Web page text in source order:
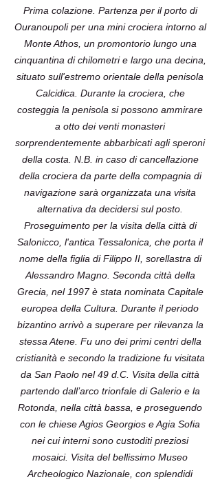
Prima colazione. Partenza per il porto di
Ouranoupoli per una mini crociera intorno al
Monte Athos, un promontorio lungo una
cinquantina di chilometri e largo una decina,
situato sull'estremo orientale della penisola
Calcidica. Durante la crociera, che
costeggia la penisola si possono ammirare
a otto dei venti monasteri
sorprendentemente abbarbicati agli speroni
della costa. N.B. in caso di cancellazione
della crociera da parte della compagnia di
navigazione sarà organizzata una visita
alternativa da decidersi sul posto.
Proseguimento per la visita della città di
Salonicco, l'antica Tessalonica, che porta il
nome della figlia di Filippo II, sorellastra di
Alessandro Magno. Seconda città della
Grecia, nel 1997 è stata nominata Capitale
europea della Cultura. Durante il periodo
bizantino arrivò a superare per rilevanza la
stessa Atene. Fu uno dei primi centri della
cristianità e secondo la tradizione fu visitata
da San Paolo nel 49 d.C. Visita della città
partendo dall’arco trionfale di Galerio e la
Rotonda, nella città bassa, e proseguendo
con le chiese Agios Georgios e Agia Sofia
nei cui interni sono custoditi preziosi
mosaici. Visita del bellissimo Museo
Archeologico Nazionale, con splendidi